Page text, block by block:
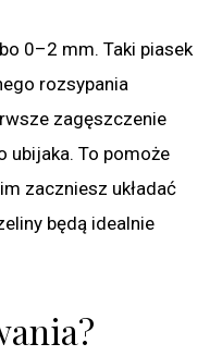
0–2 mm. Taki piasek
rozsypania
zagęszczenie
ubijaka. To pomoże
zaczniesz układać
będą idealnie